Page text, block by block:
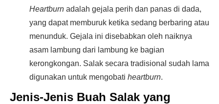
Heartburn adalah gejala perih dan panas di dada,
yang dapat memburuk ketika sedang berbaring atau
menunduk. Gejala ini disebabkan oleh naiknya
asam lambung dari lambung ke bagian
kerongkongan. Salak secara tradisional sudah lama
digunakan untuk mengobati heartburn.
Jenis-Jenis Buah Salak yang